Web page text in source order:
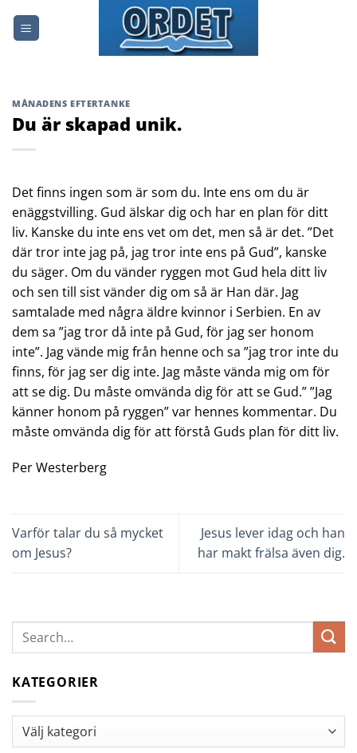
MÅNADENS EFTERTANKE
Du är skapad unik.
Det finns ingen som är som du. Inte ens om du är
enäggstvilling. Gud älskar dig och har en plan för ditt
liv. Kanske du inte ens vet om det, men så är det. ”Det
där tror inte jag på, jag tror inte ens på Gud”, kanske
du säger. Om du vänder ryggen mot Gud hela ditt liv
och sen till sist vänder dig om så är Han där. Jag
samtalade med några äldre kvinnor i Serbien. En av
dem sa ”jag tror då inte på Gud, för jag ser honom
inte”. Jag vände mig från henne och sa ”jag tror inte du
finns, för jag ser dig inte. Jag måste vända mig om för
att se dig. Du måste omvända dig för att se Gud.” ”Jag
känner honom på ryggen” var hennes kommentar. Du
måste omvända dig för att förstå Guds plan för ditt liv.
Per Westerberg
Varför talar du så mycket
om Jesus?
Jesus lever idag och han
har makt frälsa även dig.
KATEGORIER
Kategorier